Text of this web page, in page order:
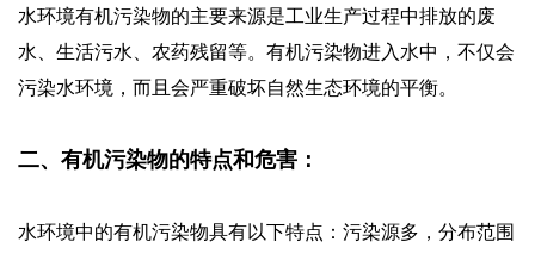
水环境有机污染物的主要来源是工业生产过程中排放的废
水、生活污水、农药残留等。有机污染物进入水中，不仅会
污染水环境，而且会严重破坏自然生态环境的平衡。
二、有机污染物的特点和危害：
水环境中的有机污染物具有以下特点：污染源多，分布范围